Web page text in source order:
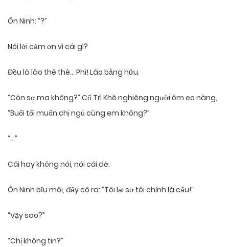
Ôn Ninh: “?”
Nói lời cảm ơn vì cái gì?
Đều là lão thê thê… Phi! Lão bằng hữu.
“Còn sợ ma không?” Cố Trì Khê nghiêng người ôm eo nàng,
“Buổi tối muốn chị ngủ cùng em không?”
“…”
Cái hay không nói, nói cái dở.
Ôn Ninh bĩu môi, đẩy cô ra: “Tôi lại sợ tôi chính là cẩu!”
“Vậy sao?”
“Chị không tin?”